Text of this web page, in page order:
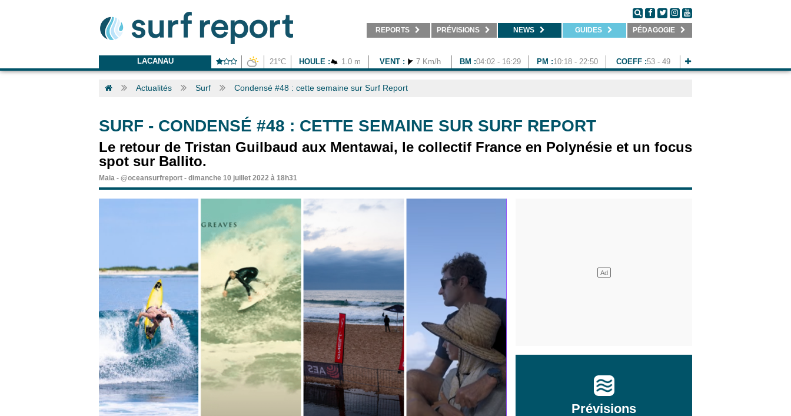
REPORTS PRÉVISIONS NEWS GUIDES PÉDAGOGIE
LACANAU 21°C HOULE : 1.0 m VENT : 7 Km/h BM :04:02 - 16:29 PM :10:18 - 22:50 COEFF :53 - 49
Actualités Surf Condensé #48 : cette semaine sur Surf Report
SURF - CONDENSÉ #48 : CETTE SEMAINE SUR SURF REPORT
Le retour de Tristan Guilbaud aux Mentawai, le collectif France en Polynésie et un focus
spot sur Ballito.
Maia - @oceansurfreport - dimanche 10 juillet 2022 à 18h31
Prévisions